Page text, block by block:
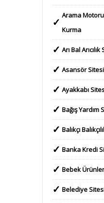
Arama
Kurma
Arı Bal
Asansör
Ayakkabı
Bağış Yardım
Balıkçı
Banka Kredi
Bebek
Belediye